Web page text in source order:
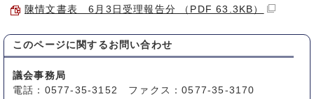
陳情文書表 6月3日受理報告分 （PDF 63.3KB）
このページに関する お問い合わせ
議会事務局
電話：0577-35-3152 ファクス：0577-35-3170